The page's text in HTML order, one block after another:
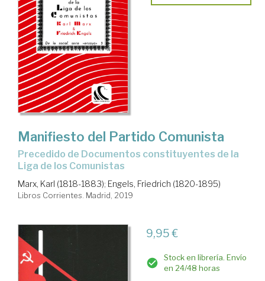
Manifiesto del Partido Comunista
precedido de Documentos constituyentes de la
Liga de los Comunistas
Marx, Karl (1818-1883); Engels, Friedrich (1820-1895)
Libros Corrientes. Madrid, 2019
9,95 €
Stock en librería. Envío
en 24/48 horas